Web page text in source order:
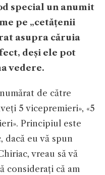
special un anumit
pe „cetățenii
asupra căruia
deși ele pot
vedere.
de către
5 vicepremieri», «5
Principiul este
dacă eu vă spun
vreau să vă
considerați că am